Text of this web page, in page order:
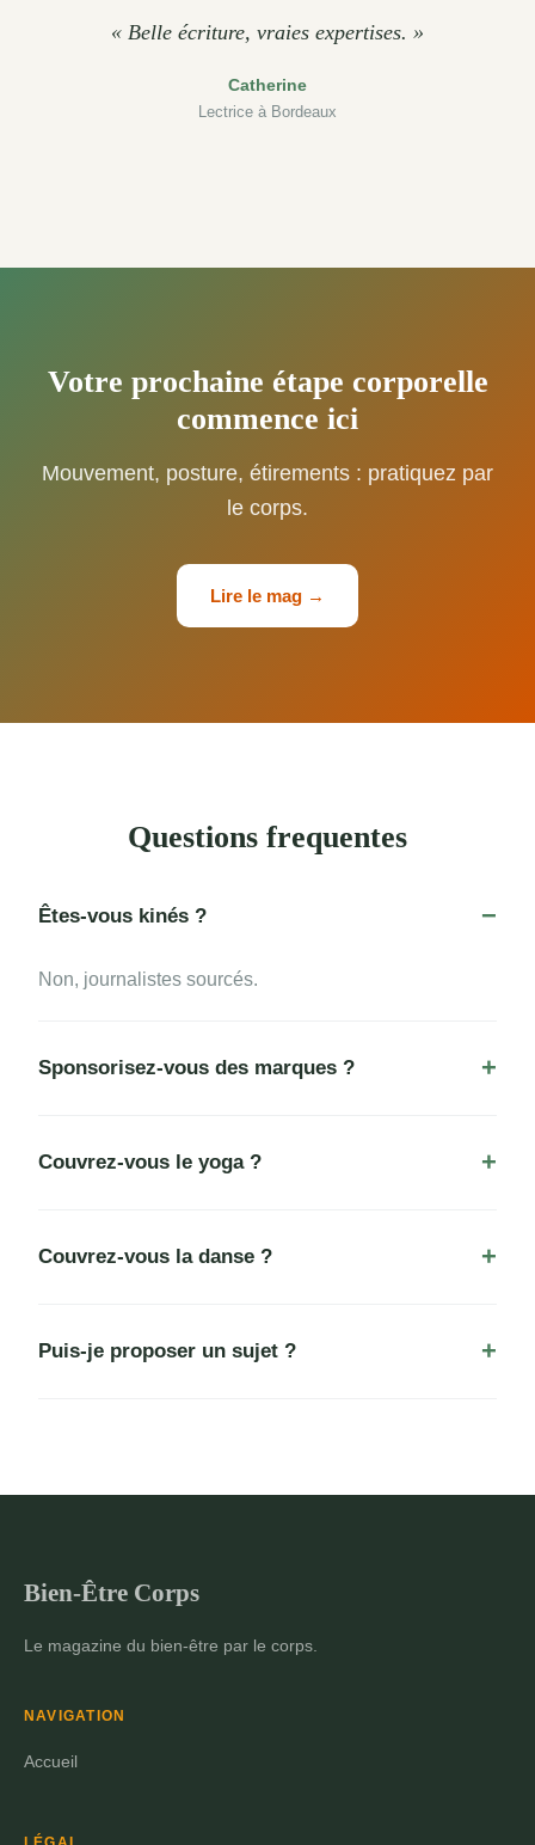
« Belle écriture, vraies expertises. »
Catherine
Lectrice à Bordeaux
Votre prochaine étape corporelle
commence ici
Mouvement, posture, étirements : pratiquez par
le corps.
Lire le mag →
Questions frequentes
Êtes-vous kinés ?
Non, journalistes sourcés.
Sponsorisez-vous des marques ?
Couvrez-vous le yoga ?
Couvrez-vous la danse ?
Puis-je proposer un sujet ?
Bien-Être Corps
Le magazine du bien-être par le corps.
NAVIGATION
Accueil